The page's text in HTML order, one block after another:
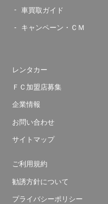
車買取ガイド
キャンペーン・ＣＭ
レンタカー
ＦＣ加盟店募集
企業情報
お問い合わせ
サイトマップ
ご利用規約
勧誘方針について
プライバシーポリシー